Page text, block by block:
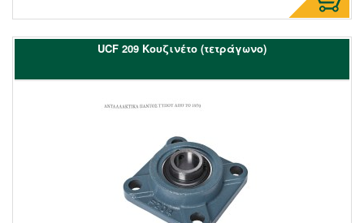
UCF 209 Kουζινέτο (τετράγωνο)